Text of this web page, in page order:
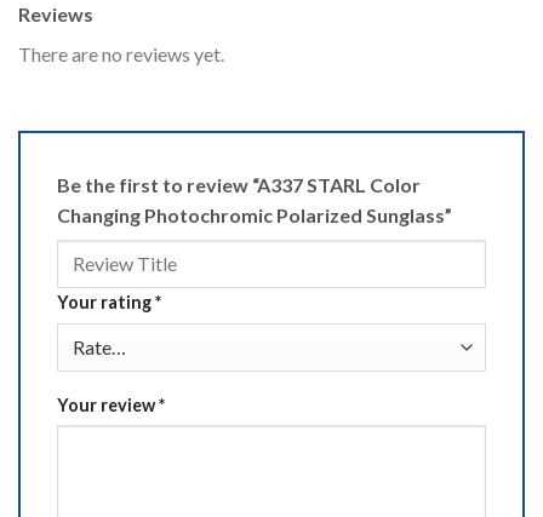
Reviews
There are no reviews yet.
Be the first to review “A337 STARL Color
Changing Photochromic Polarized Sunglass”
Your rating*
Your review*